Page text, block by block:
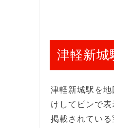
津軽新城
津軽新城駅を
けしてピンで表
掲載されている